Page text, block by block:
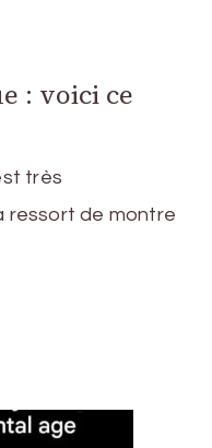
: voici ce
très
ressort de montre